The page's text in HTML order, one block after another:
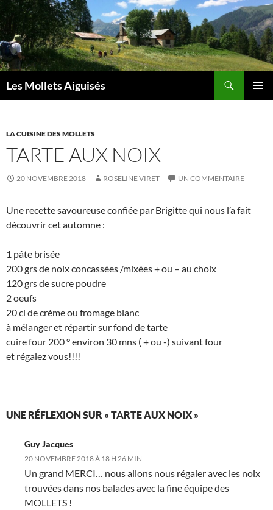
Aller
au
contenu
Les Mollets Aiguisés
LA CUISINE DES MOLLETS
TARTE AUX NOIX
20 NOVEMBRE 2018 ROSELINE VIRET UN COMMENTAIRE
Une recette savoureuse confiée par Brigitte qui nous l’a fait
découvrir cet automne :
1 pâte brisée
200 grs de noix concassées /mixées + ou – au choix
120 grs de sucre poudre
2 oeufs
20 cl de crème ou fromage blanc
à mélanger et répartir sur fond de tarte
cuire four 200 ° environ 30 mns ( + ou -) suivant four
et régalez vous!!!!
UNE RÉFLEXION SUR « TARTE AUX NOIX »
Guy Jacques
20 NOVEMBRE 2018 À 18 H 26 MIN
Un grand MERCI… nous allons nous régaler avec les noix
trouvées dans nos balades avec la fine équipe des
MOLLETS !